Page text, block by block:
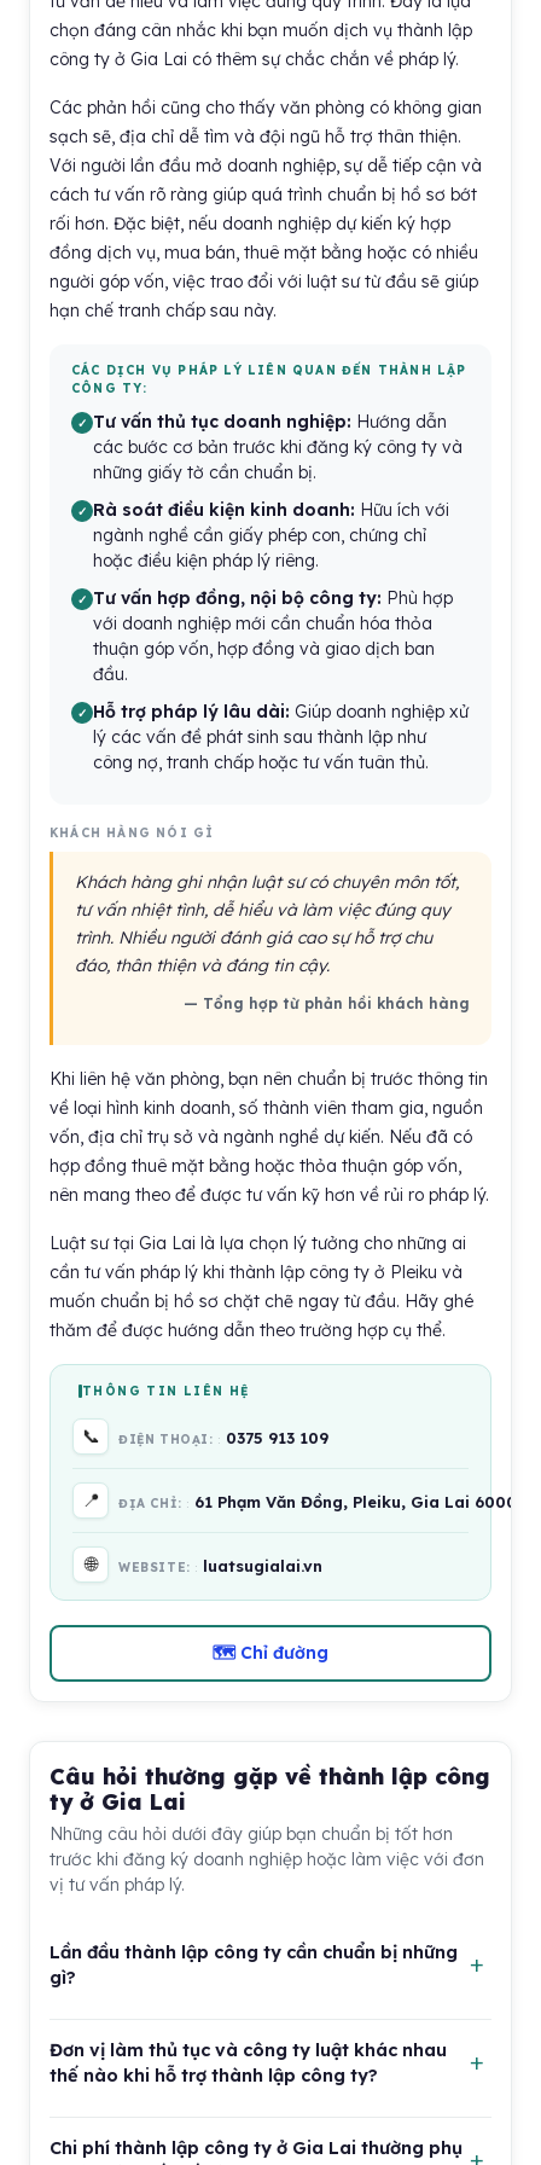
chọn đáng cân nhắc khi bạn muốn dịch vụ thành lập
công ty ở Gia Lai có thêm sự chắc chắn về pháp lý.
Các phản hồi cũng cho thấy văn phòng có không gian
sạch sẽ, địa chỉ dễ tìm và đội ngũ hỗ trợ thân thiện.
Với người lần đầu mở doanh nghiệp, sự dễ tiếp cận và
cách tư vấn rõ ràng giúp quá trình chuẩn bị hồ sơ bớt
rối hơn. Đặc biệt, nếu doanh nghiệp dự kiến ký hợp
đồng dịch vụ, mua bán, thuê mặt bằng hoặc có nhiều
người góp vốn, việc trao đổi với luật sư từ đầu sẽ giúp
hạn chế tranh chấp sau này.
CÁC DỊCH VỤ PHÁP LÝ LIÊN QUAN ĐẾN THÀNH LẬP
CÔNG TY:
Tư vấn thủ tục doanh nghiệp: Hướng dẫn
các bước cơ bản trước khi đăng ký công ty và
những giấy tờ cần chuẩn bị.
Rà soát điều kiện kinh doanh: Hữu ích với
ngành nghề cần giấy phép con, chứng chỉ
hoặc điều kiện pháp lý riêng.
Tư vấn hợp đồng, nội bộ công ty: Phù hợp
với doanh nghiệp mới cần chuẩn hóa thỏa
thuận góp vốn, hợp đồng và giao dịch ban
đầu.
Hỗ trợ pháp lý lâu dài: Giúp doanh nghiệp xử
lý các vấn đề phát sinh sau thành lập như
công nợ, tranh chấp hoặc tư vấn tuân thủ.
KHÁCH HÀNG NÓI GÌ
Khách hàng ghi nhận luật sư có chuyên môn tốt,
tư vấn nhiệt tình, dễ hiểu và làm việc đúng quy
trình. Nhiều người đánh giá cao sự hỗ trợ chu
đáo, thân thiện và đáng tin cậy.
— Tổng hợp từ phản hồi khách hàng
Khi liên hệ văn phòng, bạn nên chuẩn bị trước thông tin
về loại hình kinh doanh, số thành viên tham gia, nguồn
vốn, địa chỉ trụ sở và ngành nghề dự kiến. Nếu đã có
hợp đồng thuê mặt bằng hoặc thỏa thuận góp vốn,
nên mang theo để được tư vấn kỹ hơn về rủi ro pháp lý.
Luật sư tại Gia Lai là lựa chọn lý tưởng cho những ai
cần tư vấn pháp lý khi thành lập công ty ở Pleiku và
muốn chuẩn bị hồ sơ chặt chẽ ngay từ đầu. Hãy ghé
thăm để được hướng dẫn theo trường hợp cụ thể.
THÔNG TIN LIÊN HỆ
📞 ĐIỆN THOẠI: 0375 913 109
📍 ĐỊA CHỈ: 61 Phạm Văn Đồng, Pleiku, Gia Lai
🌐 WEBSITE: luatsugialai.vn
🗺 Chỉ đường
Câu hỏi thường gặp về thành lập công
ty ở Gia Lai
Những câu hỏi dưới đây giúp bạn chuẩn bị tốt hơn
trước khi đăng ký doanh nghiệp hoặc làm việc với đơn
vị tư vấn pháp lý.
Lần đầu thành lập công ty cần chuẩn bị những
gì?
tên công ty dự kiến, địa chỉ trụ sở, ngành nghề kinh
doanh, vốn điều lệ và giấy tờ cá nhân của thành viên
thống nhất tỷ lệ vốn góp, quyền quyết định và trách
Đơn vị làm thủ tục và công ty luật khác nhau
thế nào khi hỗ trợ thành lập công ty?
đăng ký giấy phép và các bước hành chính ban đầu.
Chi phí thành lập công ty ở Gia Lai thường phụ